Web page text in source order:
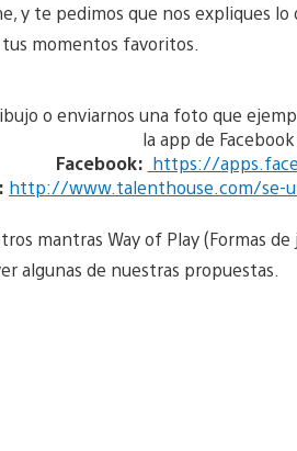
y te pedimos que nos expliques
momentos favoritos.
o enviarnos una foto que
la app de
Facebook: https://
http://www.talenthouse.com/se-
mantras Way of Play (Formas
algunas de nuestras propuestas.